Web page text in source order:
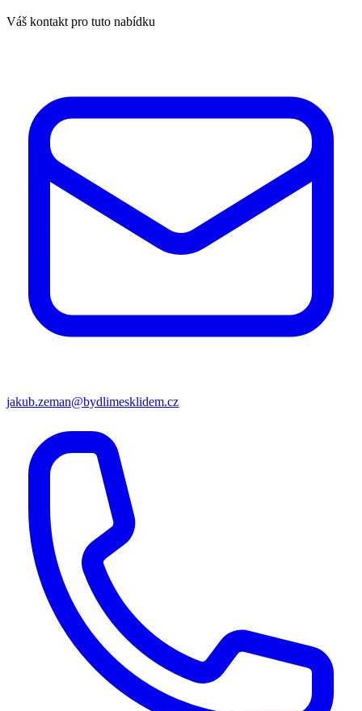
Váš kontakt pro tuto nabídku
jakub.zeman@bydlimesklidem.cz